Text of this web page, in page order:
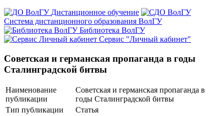
Дистанционное обучение
Система дистанционного образования ВолГУ
Библиотека ВолГУ
Сервис "Личный кабинет"
Советская и германская пропаганда в годы
Сталинградской битвы
Наименование
публикации
Советская и германская пропаганда в
годы Сталинградской битвы
Тип публикации
Статья